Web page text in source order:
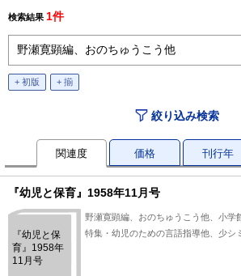
検索結果 1件
+ 初版 + 揃
絞り込み検索
関連度 価格 刊行年
『幼児と保育』1958年11月号
『幼児と保
育』1958年
11月号
野瀬寛顕編、おのちゅうこう他、小学
特集・幼児のための言語指導他、少シ